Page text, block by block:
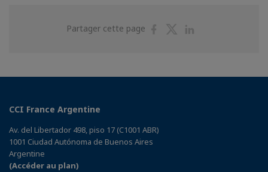
Partager cette page
PartagerPartager
CCI France Argentine
Av. del Libertador 498, piso 17 (C1001 ABR)
1001 Ciudad Autónoma de Buenos Aires
Argentine
(Accéder au plan)